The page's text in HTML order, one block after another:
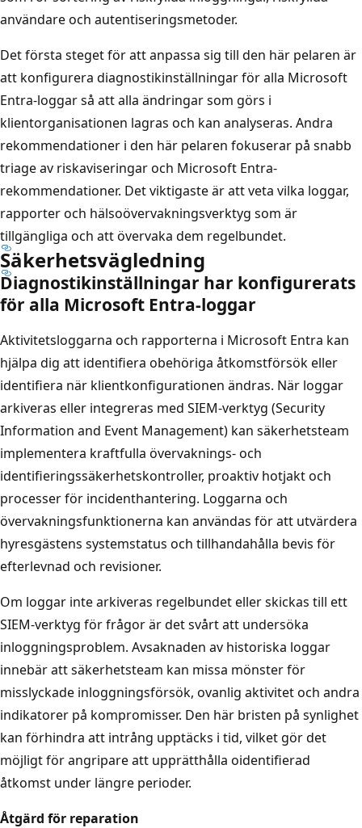
användare och autentiseringsmetoder.
Det första steget för att anpassa sig till den här pelaren är
att konfigurera diagnostikinställningar för alla Microsoft
Entra-loggar så att alla ändringar som görs i
klientorganisationen lagras och kan analyseras. Andra
rekommendationer i den här pelaren fokuserar på snabb
triage av riskaviseringar och Microsoft Entra-
rekommendationer. Det viktigaste är att veta vilka loggar,
rapporter och hälsoövervakningsverktyg som är
tillgängliga och att övervaka dem regelbundet.
Säkerhetsvägledning
Diagnostikinställningar har konfigurerats
för alla Microsoft Entra-loggar
Aktivitetsloggarna och rapporterna i Microsoft Entra kan
hjälpa dig att identifiera obehöriga åtkomstförsök eller
identifiera när klientkonfigurationen ändras. När loggar
arkiveras eller integreras med SIEM-verktyg (Security
Information and Event Management) kan säkerhetsteam
implementera kraftfulla övervaknings- och
identifieringssäkerhetskontroller, proaktiv hotjakt och
processer för incidenthantering. Loggarna och
övervakningsfunktionerna kan användas för att utvärdera
hyresgästens systemstatus och tillhandahålla bevis för
efterlevnad och revisioner.
Om loggar inte arkiveras regelbundet eller skickas till ett
SIEM-verktyg för frågor är det svårt att undersöka
inloggningsproblem. Avsaknaden av historiska loggar
innebär att säkerhetsteam kan missa mönster för
misslyckade inloggningsförsök, ovanlig aktivitet och andra
indikatorer på kompromisser. Den här bristen på synlighet
kan förhindra att intrång upptäcks i tid, vilket gör det
möjligt för angripare att upprätthålla oidentifierad
åtkomst under längre perioder.
Åtgärd för reparation